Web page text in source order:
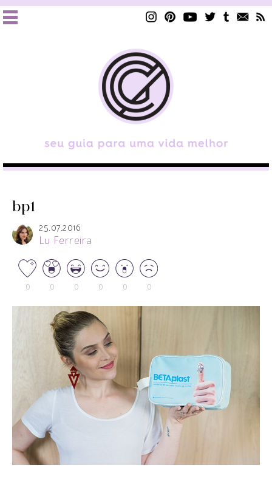
bp1
25.07.2016
Lu Ferreira
0 0 0 0 0 0